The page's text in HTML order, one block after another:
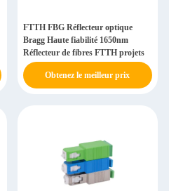
FTTH FBG Réflecteur optique
Bragg Haute fiabilité 1650nm
Réflecteur de fibres FTTH projets
Obtenez le meilleur prix